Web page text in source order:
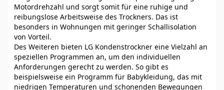
Motordrehzahl und sorgt somit für eine ruhige und
reibungslose Arbeitsweise des Trockners. Das ist
besonders in Wohnungen mit geringer Schallisolation
von Vorteil.
Des Weiteren bieten LG Kondenstrockner eine Vielzahl an
speziellen Programmen an, um den individuellen
Anforderungen gerecht zu werden. So gibt es
beispielsweise ein Programm für Babykleidung, das mit
niedrigen Temperaturen und schonenden Bewegungen